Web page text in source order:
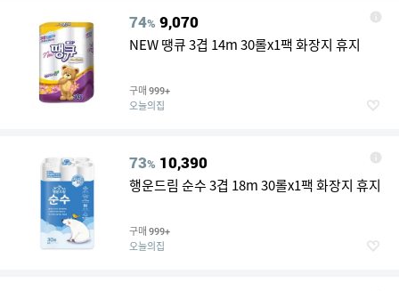
74% 9,070
NEW 땡큐 3겹 14m 30롤x1팩 화장지 휴지
구매 999+
오늘의집
73% 10,390
행운드림 순수 3겹 18m 30롤x1팩 화장지 휴지
구매 999+
오늘의집